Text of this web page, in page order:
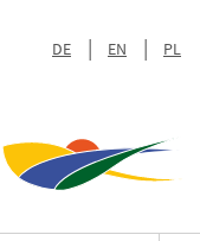
DE EN PL